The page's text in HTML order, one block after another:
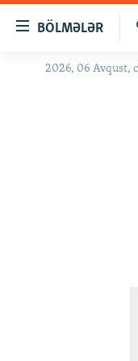
BÖLMƏLƏR
GÜNDƏM
Axtar
2026, 06 Avqust,